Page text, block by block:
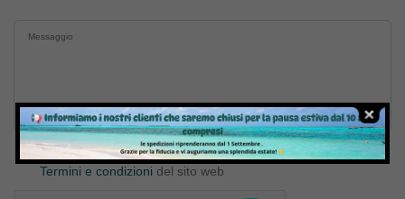
Inviando il messaggio confermo di aver letto e accettato
Termini e condizioni del sito web